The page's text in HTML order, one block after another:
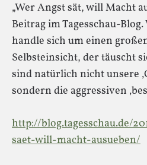
„Wer Angst sät, will Macht
Beitrag im Tagesschau-
handle sich um einen
Selbsteinsicht, der täuscht
sind natürlich nicht unsere
sondern die aggressiven
http://blog.tagesschau.de/
saet-will-macht-ausueben/